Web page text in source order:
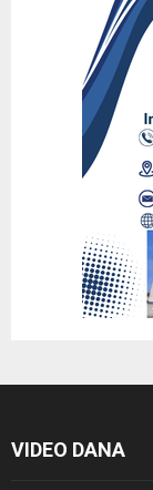
VIDEO DANA